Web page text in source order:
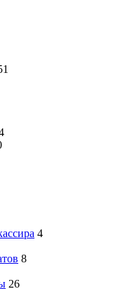
4
8
26